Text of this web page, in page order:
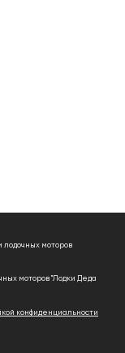
лодочных моторов
моторов "Лодки Деда
конфиденциальности